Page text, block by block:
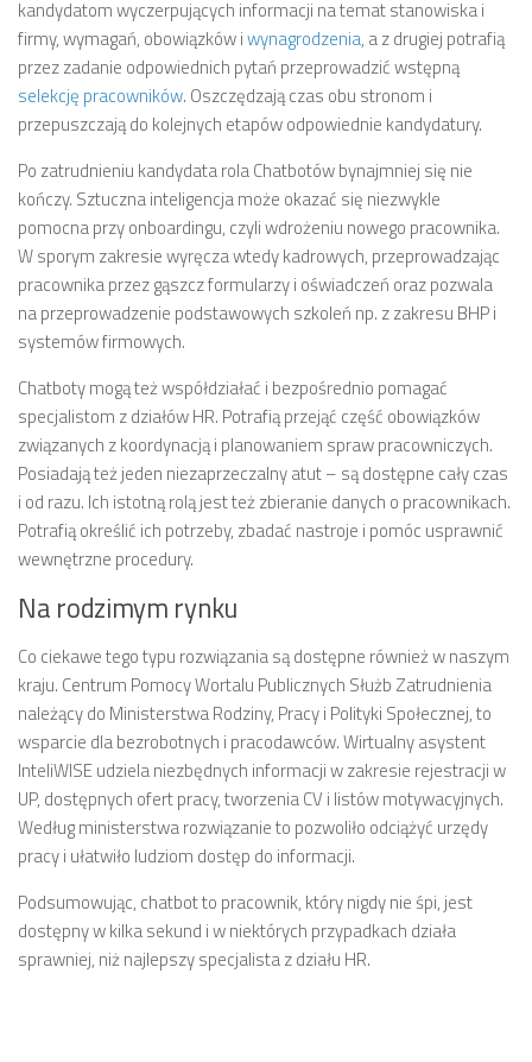
kandydatom wyczerpujących informacji na temat stanowiska i
firmy, wymagań, obowiązków iwynagrodzenia, a z drugiej potrafią
przez zadanie odpowiednich pytań przeprowadzić wstępną
selekcję pracowników. Oszczędzają czas obu stronom i
przepuszczają do kolejnych etapów odpowiednie kandydatury.
Po zatrudnieniu kandydata rola Chatbotów bynajmniej się nie
kończy. Sztuczna inteligencja może okazać się niezwykle
pomocna przy onboardingu, czyli wdrożeniu nowego pracownika.
W sporym zakresie wyręcza wtedy kadrowych, przeprowadzając
pracownika przez gąszcz formularzy i oświadczeń oraz pozwala
na przeprowadzenie podstawowych szkoleń np. z zakresu BHP i
systemów firmowych.
Chatboty mogą też współdziałać i bezpośrednio pomagać
specjalistom z działów HR. Potrafią przejąć część obowiązków
związanych z koordynacją i planowaniem spraw pracowniczych.
Posiadają też jeden niezaprzeczalny atut – są dostępne cały czas
i od razu. Ich istotną rolą jest też zbieranie danych o pracownikach.
Potrafią określić ich potrzeby, zbadać nastroje i pomóc usprawnić
wewnętrzne procedury.
Na rodzimym rynku
Co ciekawe tego typu rozwiązania są dostępne również w naszym
kraju. Centrum Pomocy Wortalu Publicznych Służb Zatrudnienia
należący do Ministerstwa Rodziny, Pracy i Polityki Społecznej, to
wsparcie dla bezrobotnych i pracodawców. Wirtualny asystent
InteliWISE udziela niezbędnych informacji w zakresie rejestracji w
UP, dostępnych ofert pracy, tworzenia CV i listów motywacyjnych.
Według ministerstwa rozwiązanie to pozwoliło odciążyć urzędy
pracy i ułatwiło ludziom dostęp do informacji.
Podsumowując, chatbot to pracownik, który nigdy nie śpi, jest
dostępny w kilka sekund i w niektórych przypadkach działa
sprawniej, niż najlepszy specjalista z działu HR.